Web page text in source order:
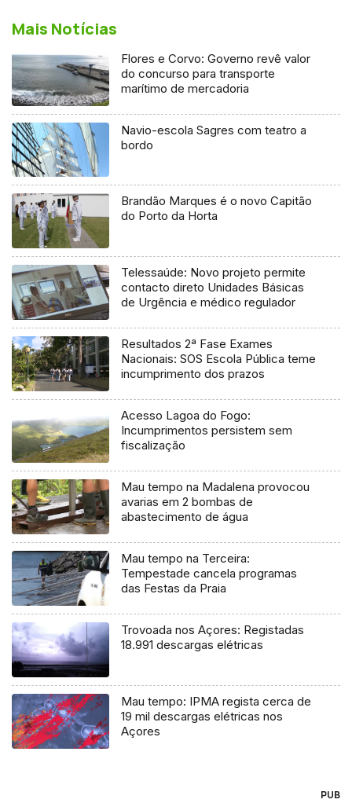
Mais Notícias
Flores e Corvo: Governo revê valor
do concurso para transporte
marítimo de mercadoria
Navio-escola Sagres com teatro a
bordo
Brandão Marques é o novo Capitão
do Porto da Horta
Telessaúde: Novo projeto permite
contacto direto Unidades Básicas
de Urgência e médico regulador
Resultados 2ª Fase Exames
Nacionais: SOS Escola Pública teme
incumprimento dos prazos
Acesso Lagoa do Fogo:
Incumprimentos persistem sem
fiscalização
Mau tempo na Madalena provocou
avarias em 2 bombas de
abastecimento de água
Mau tempo na Terceira:
Tempestade cancela programas
das Festas da Praia
Trovoada nos Açores: Registadas
18.991 descargas elétricas
Mau tempo: IPMA regista cerca de
19 mil descargas elétricas nos
Açores
PUB